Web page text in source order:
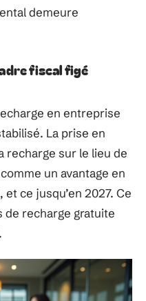
demeure
fiscal figé
en entreprise
La prise en
recharge sur le lieu de
un avantage en
ce jusqu’en 2027. Ce
recharge gratuite